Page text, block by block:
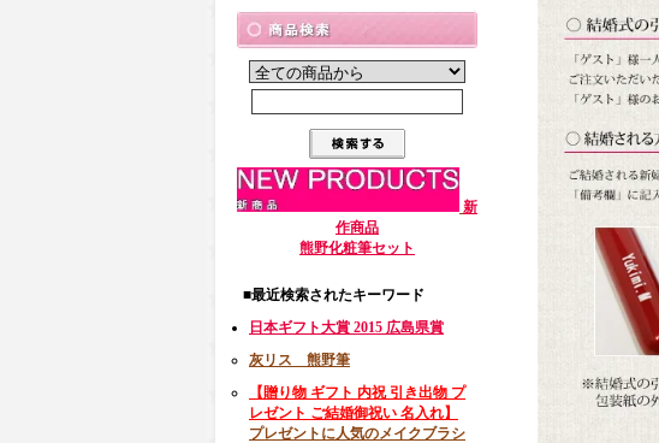
新
作商品
熊野化粧筆セット
■最近検索されたキーワード
日本ギフト大賞 2015 広島県賞
灰リス 熊野筆
【贈り物 ギフト 内祝 引き出物 プ
レゼント ご結婚御祝い 名入れ】
プレゼントに人気のメイクブラシ